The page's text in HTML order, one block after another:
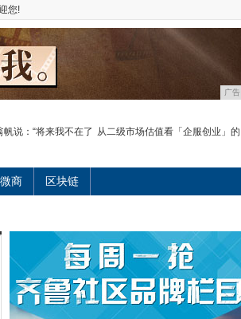
您!
广告
帆说：“将来我不在了 从二级市场估值看「企服创业」的
微商 区块链